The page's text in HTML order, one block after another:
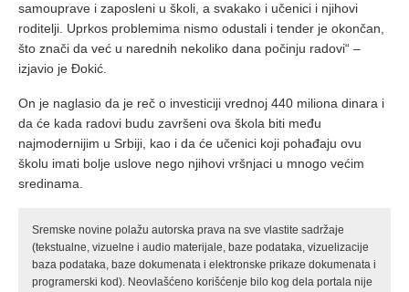
samouprave i zaposleni u školi, a svakako i učenici i njihovi
roditelji. Uprkos problemima nismo odustali i tender je okončan,
što znači da već u narednih nekoliko dana počinju radovi“ –
izjavio je Đokić.
On je naglasio da je reč o investiciji vrednoj 440 miliona dinara i
da će kada radovi budu završeni ova škola biti među
najmodernijim u Srbiji, kao i da će učenici koji pohađaju ovu
školu imati bolje uslove nego njihovi vršnjaci u mnogo većim
sredinama.
Sremske novine polažu autorska prava na sve vlastite sadržaje
(tekstualne, vizuelne i audio materijale, baze podataka, vizuelizacije
baza podataka, baze dokumenata i elektronske prikaze dokumenata i
programerski kod). Neovlašćeno korišćenje bilo kog dela portala nije